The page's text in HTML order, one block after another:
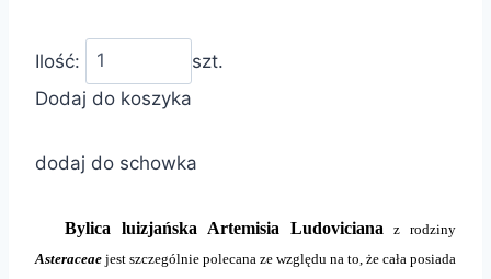
Ilość:
szt.
Dodaj do koszyka
dodaj do schowka
Bylica luizjańska Artemisia Ludoviciana z rodziny
Asteraceae jest szczególnie polecana ze względu na to, że cała posiada